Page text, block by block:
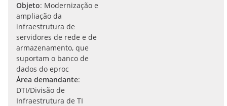
Objeto: Modernização e
ampliação da
infraestrutura de
servidores de rede e de
armazenamento, que
suportam o banco de
dados do eproc
Área demandante:
DTI/Divisão de
Infraestrutura de TI